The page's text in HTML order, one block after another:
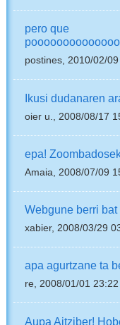
pero que
postines, 2010/02/
Ikusi dudanaren
oier u., 2008/08/17
epa!
Amaia, 2008/07/09
Webgune berri
xabier, 2008/03/29
apa agurtzane ta
re, 2008/01/01 23:22
Aupa Aitziber!